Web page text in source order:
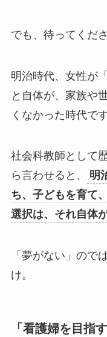
でも、待ってくださ
明治時代、女性が
と自体が、家族や
くなかった時代です
社会科教師として
ら言わせると、
明
ち、子どもを育て
選択は、それ自体
「夢がない」ので
け。
「看護婦を目指